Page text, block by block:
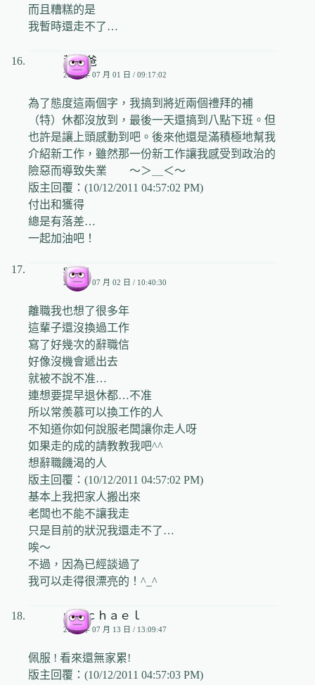
而且糟糕的是
我暫時還走不了…
葉爸爸
2009 年 07 月 01 日 / 09:17:02
為了態度這兩個字，我搞到將近兩個禮拜的補
（特）休都沒放到，最後一天還搞到八點下班。但
也許是讓上頭感動到吧。後來他還是滿積極地幫我
介紹新工作，雖然那一份新工作讓我感受到政治的
險惡而導致失業 ～＞＿＜～
版主回覆：(10/12/2011 04:57:02 PM)
付出和獲得
總是有落差…
一起加油吧！
sylvia
2009 年 07 月 02 日 / 10:40:30
離職我也想了很多年
這輩子還沒換過工作
寫了好幾次的辭職信
好像沒機會遞出去
就被不說不准…
連想要提早退休都…不准
所以常羨慕可以換工作的人
不知道你如何說服老闆讓你走人呀
如果走的成的請教教我吧^^
想辭職饑渴的人
版主回覆：(10/12/2011 04:57:02 PM)
基本上我把家人搬出來
老闆也不能不讓我走
只是目前的狀況我還走不了…
唉～
不過，因為已經談過了
我可以走得很漂亮的！^_^
ｍｉｃｈａｅｌ
2009 年 07 月 13 日 / 13:09:47
佩服 ! 看來還無家累!
版主回覆：(10/12/2011 04:57:03 PM)